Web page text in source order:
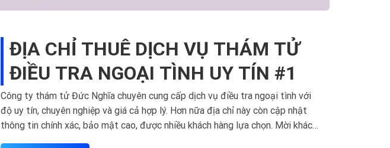
ĐỊA CHỈ THUÊ DỊCH VỤ THÁM TỬ
ĐIỀU TRA NGOẠI TÌNH UY TÍN #1
Công ty thám tử Đức Nghĩa chuyên cung cấp dịch vụ điều tra ngoại tình với
độ uy tín, chuyên nghiệp và giá cả hợp lý. Hơn nữa địa chỉ này còn cập nhật
thông tin chính xác, bảo mật cao, được nhiều khách hàng lựa chọn. Mời khách